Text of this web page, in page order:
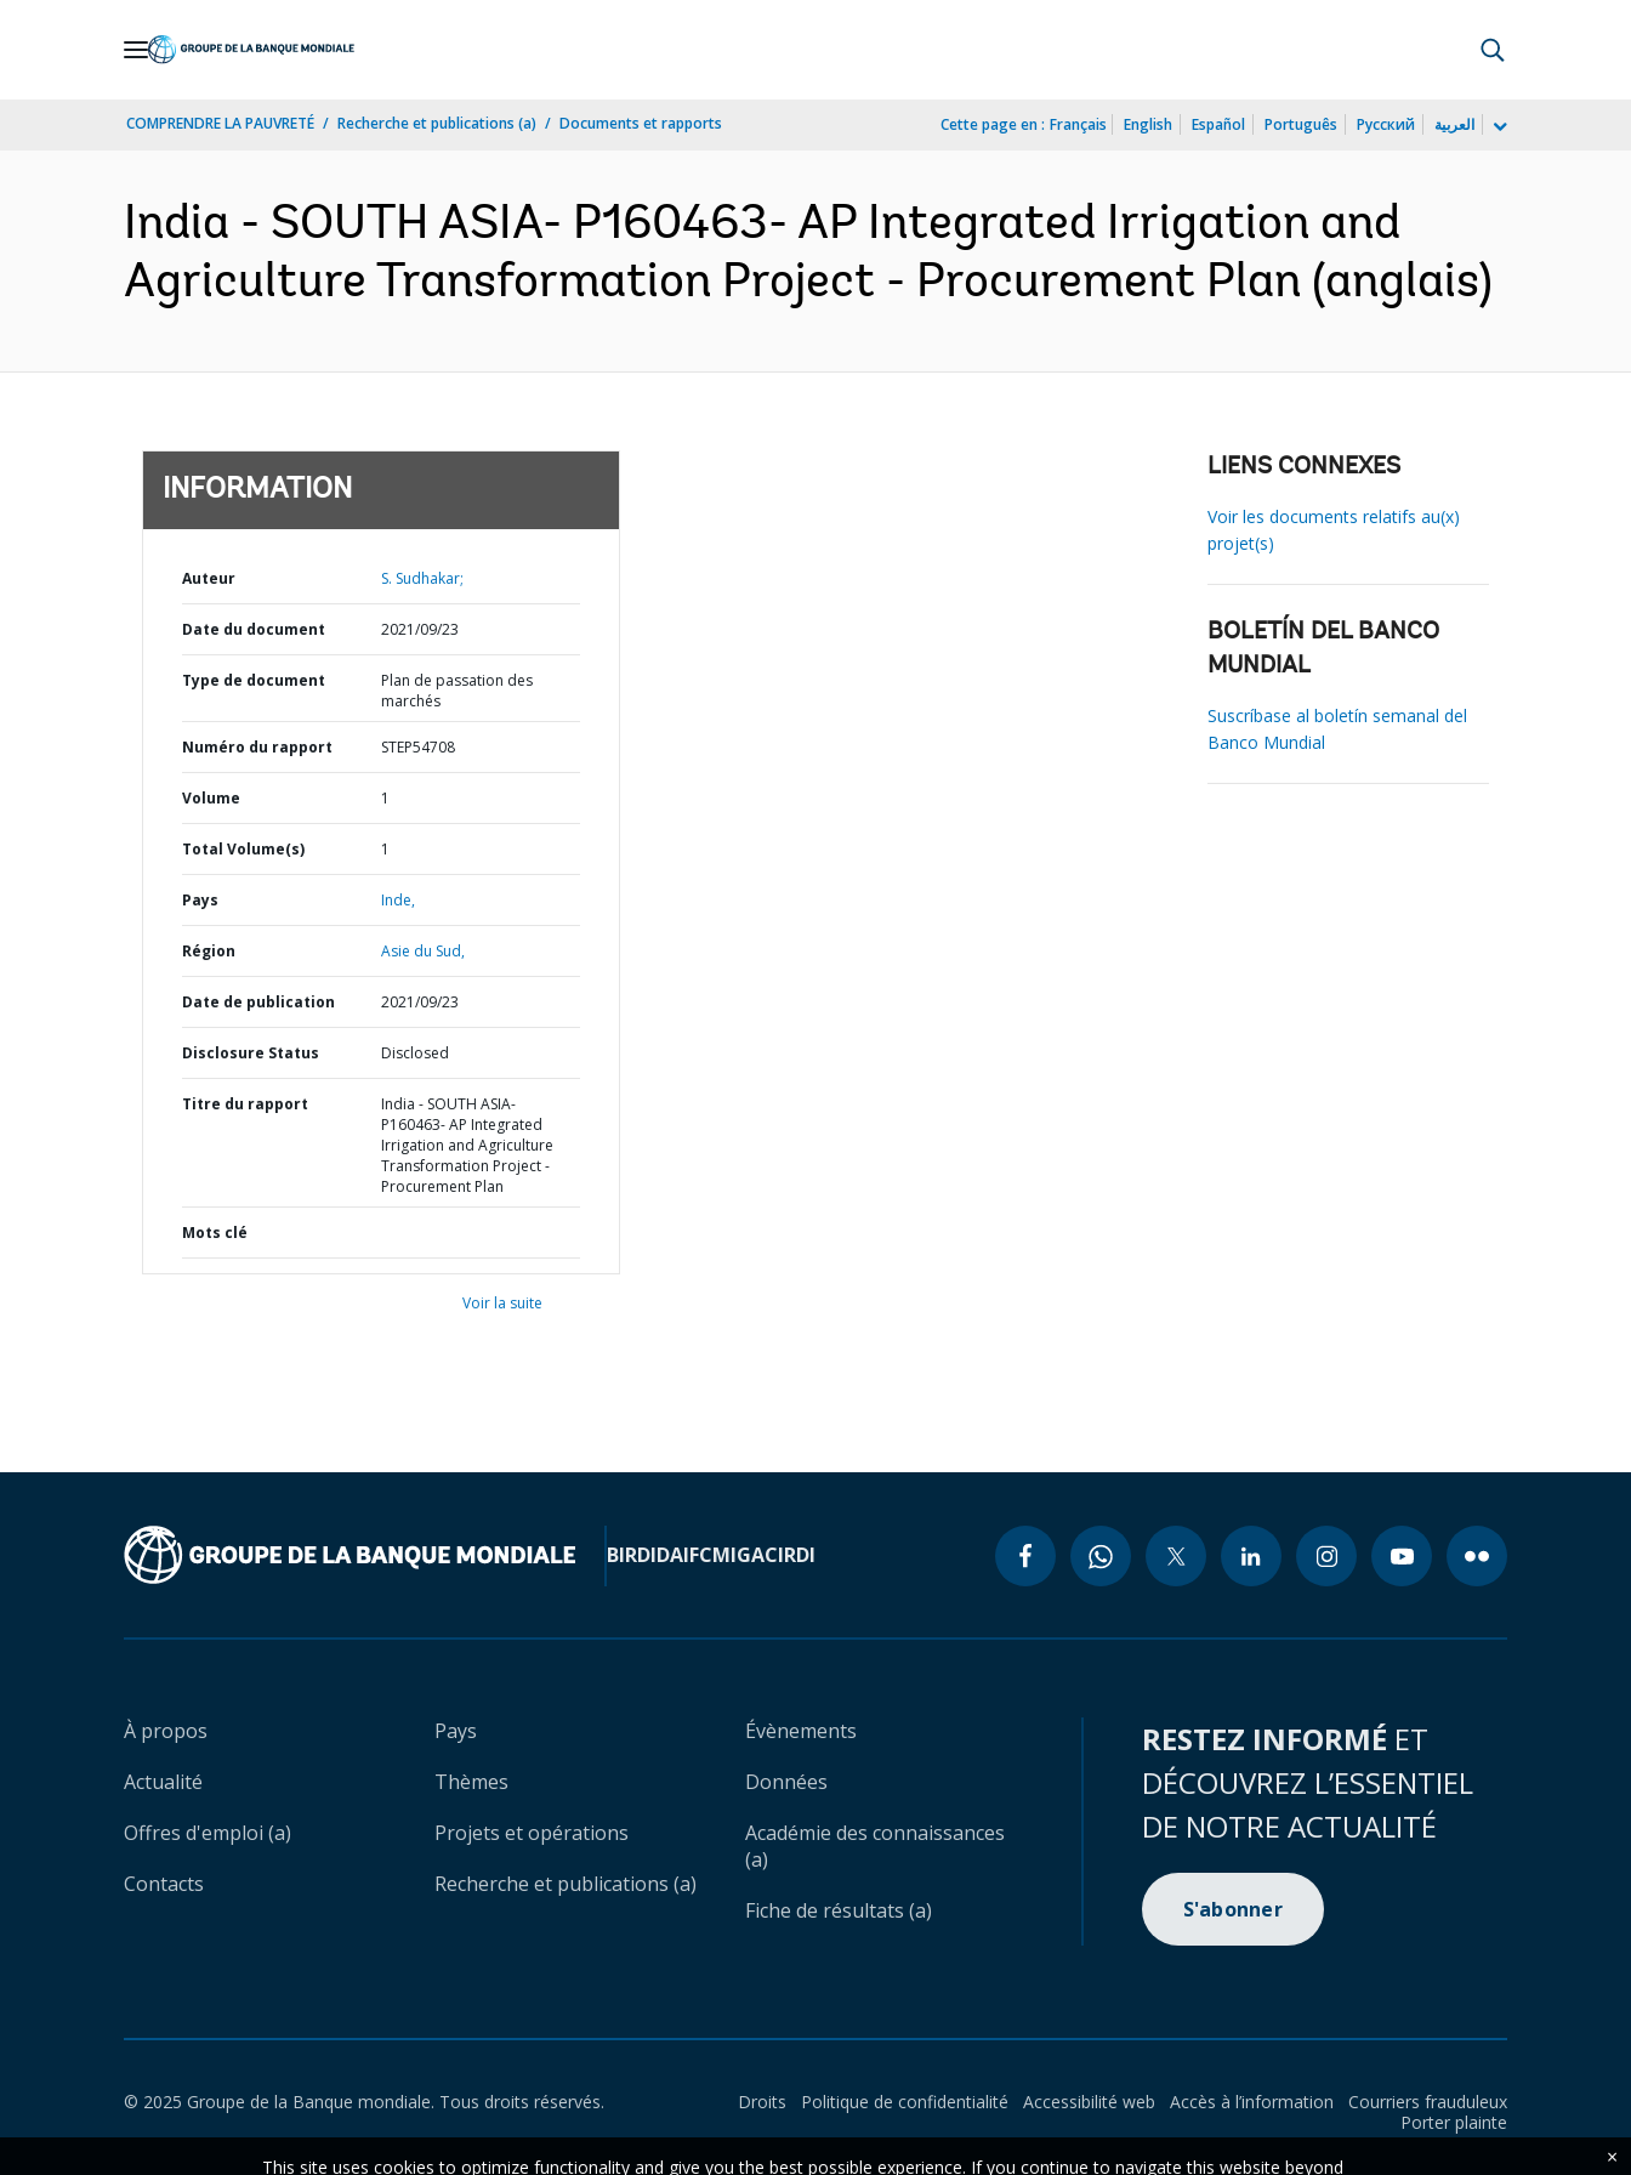
COMPRENDRE LA PAUVRETÉ Recherche et publications (a) Documents et rapports Cette page en : Français English Español Português Русский العربية
India - SOUTH ASIA- P160463- AP Integrated Irrigation and
Agriculture Transformation Project - Procurement Plan (anglais)
INFORMATION
Auteur S. Sudhakar;
Date du document 2021/09/23
Type de document
Plan de passation des
marchés
Numéro du rapport STEP54708
Volume 1
Total Volume(s) 1
Pays Inde,
Région Asie du Sud,
Date de publication 2021/09/23
Disclosure Status Disclosed
Titre du rapport
India - SOUTH ASIA-
P160463- AP Integrated
Irrigation and Agriculture
Transformation Project -
Procurement Plan
Mots clé
Voir la suite
LIENS CONNEXES
Voir les documents relatifs au(x)
projet(s)
BOLETÍN DEL BANCO
MUNDIAL
Suscríbase al boletín semanal del
Banco Mundial
BIRDIDAIFCMIGACIRDI
À propos
Actualité
Offres d'emploi (a)
Contacts
Pays
Thèmes
Projets et opérations
Recherche et publications (a)
Évènements
Données
Académie des connaissances
(a)
Fiche de résultats (a)
RESTEZ INFORMÉ ET
DÉCOUVREZ L’ESSENTIEL
DE NOTRE ACTUALITÉ
S'abonner
© 2025 Groupe de la Banque mondiale. Tous droits réservés. Droits Politique de confidentialité Accessibilité web Accès à l’information
Courriers frauduleux
Porter plainte
This site uses cookies to optimize functionality and give you the best possible experience. If you continue to navigate this website beyond
×